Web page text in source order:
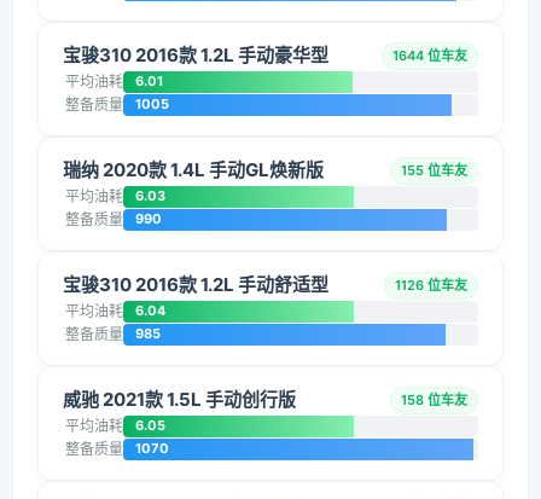
宝骏310 2016款 1.2L 手动豪华型 1644 位车友
平均油耗 6.01
整备质量 1005
瑞纳 2020款 1.4L 手动GL焕新版 155 位车友
平均油耗 6.03
整备质量 990
宝骏310 2016款 1.2L 手动舒适型 1126 位车友
平均油耗 6.04
整备质量 985
威驰 2021款 1.5L 手动创行版 158 位车友
平均油耗 6.05
整备质量 1070